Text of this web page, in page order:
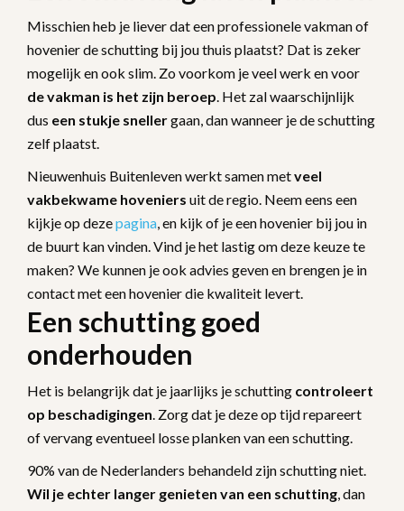
Misschien heb je liever dat een professionele vakman of
hovenier de schutting bij jou thuis plaatst? Dat is zeker
mogelijk en ook slim. Zo voorkom je veel werk en voor
de vakman is het zijn beroep . Het zal waarschijnlijk
dus een stukje snellergaan, dan wanneer je de schutting
zelf plaatst.
Nieuwenhuis Buitenleven werkt samen metveel
vakbekwame hoveniers uit de regio. Neem eens een
kijkje op dezepagina , en kijk of je een hovenier bij jou in
de buurt kan vinden. Vind je het lastig om deze keuze te
maken? We kunnen je ook advies geven en brengen je in
contact met een hovenier die kwaliteit levert.
Een schutting goed
onderhouden
Het is belangrijk dat je jaarlijks je schutting controleert
op beschadigingen . Zorg dat je deze op tijd repareert
of vervang eventueel losse planken van een schutting.
90% van de Nederlanders behandeld zijn schutting niet.
Wil je echter langer genieten van een schutting , dan